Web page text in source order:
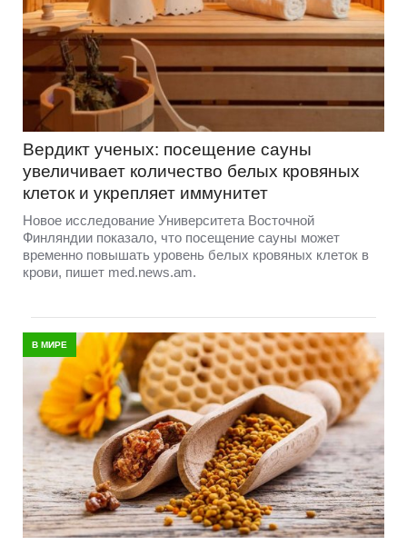
Вердикт ученых: посещение сауны
увеличивает количество белых кровяных
клеток и укрепляет иммунитет
Новое исследование Университета Восточной
Финляндии показало, что посещение сауны может
временно повышать уровень белых кровяных клеток в
крови, пишет med.news.am.
В МИРЕ